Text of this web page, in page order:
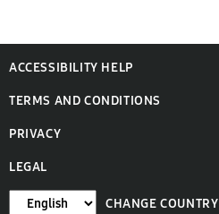
ACCESSIBILITY HELP
TERMS AND CONDITIONS
PRIVACY
LEGAL
CHANGE COUNTRY